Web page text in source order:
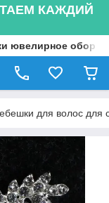
КАЖДИЙ
ювелирное
для волос для